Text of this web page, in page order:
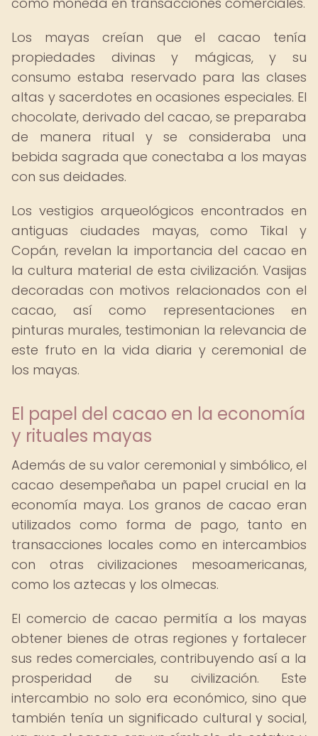
Los mayas creían que el cacao tenía
propiedades divinas y mágicas, y su
consumo estaba reservado para las clases
altas y sacerdotes en ocasiones especiales. El
chocolate, derivado del cacao, se preparaba
de manera ritual y se consideraba una
bebida sagrada que conectaba a los mayas
con sus deidades.
Los vestigios arqueológicos encontrados en
antiguas ciudades mayas, como Tikal y
Copán, revelan la importancia del cacao en
la cultura material de esta civilización. Vasijas
decoradas con motivos relacionados con el
cacao, así como representaciones en
pinturas murales, testimonian la relevancia de
este fruto en la vida diaria y ceremonial de
los mayas.
El papel del cacao en la economía
y rituales mayas
Además de su valor ceremonial y simbólico, el
cacao desempeñaba un papel crucial en la
economía maya. Los granos de cacao eran
utilizados como forma de pago, tanto en
transacciones locales como en intercambios
con otras civilizaciones mesoamericanas,
como los aztecas y los olmecas.
El comercio de cacao permitía a los mayas
obtener bienes de otras regiones y fortalecer
sus redes comerciales, contribuyendo así a la
prosperidad de su civilización. Este
intercambio no solo era económico, sino que
también tenía un significado cultural y social,